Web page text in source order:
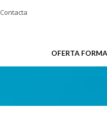
Contacta
OFERTA